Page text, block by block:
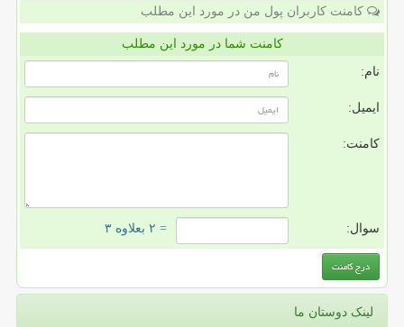
کامنت کاربران پول من در مورد این مطلب
کامنت شما در مورد این مطلب
نام:
ایمیل:
کامنت:
سوال: = ۲ بعلاوه ۳
لینک دوستان ما